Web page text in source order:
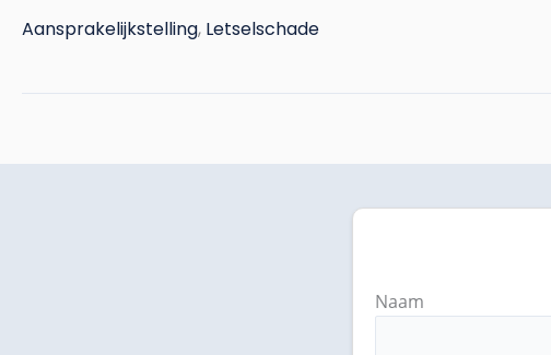
Aansprakelijkstelling, Letselschade
Naam